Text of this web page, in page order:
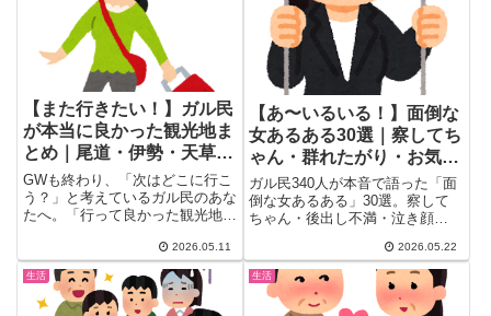
【また行きたい！】ガル民
が本当に良かった観光地ま
とめ｜尾道・伊勢・天草・
那智勝浦…全国絶景＆グル
メ旅
GWも終わり、「次はどこに行こ
う？」と考えているガル民のあな
たへ。「行って良かった観光地を
2026.05.11
【あ〜いるいる！】面倒な
女あるある30選｜察してち
ゃん・群れたがり・お気持
ちSNSの本音まとめ
ガル民340人が本音で語った「面
倒な女あるある」30選。察して
ちゃん・後出し不満・泣き顔
充など、思わず「いるいる！」と
頷く行動を厳選。パターン別に整
理したので自己チェックにも使え
ます。
2026.05.22
生活 生活